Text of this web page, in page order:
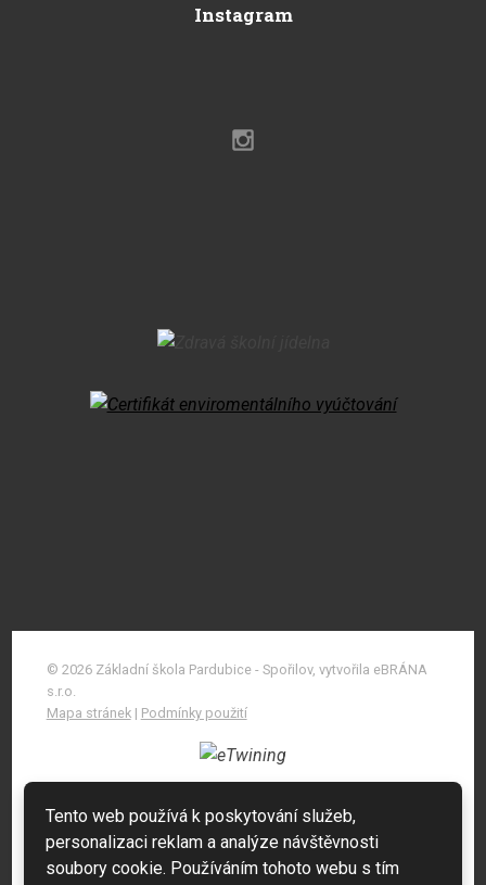
Instagram
© 2026 Základní škola Pardubice - Spořilov, vytvořila eBRÁNA
s.r.o.
Mapa stránek| Podmínky použití
Tento web používá k poskytování služeb,
personalizaci reklam a analýze návštěvnosti
soubory cookie. Používáním tohoto webu s tím